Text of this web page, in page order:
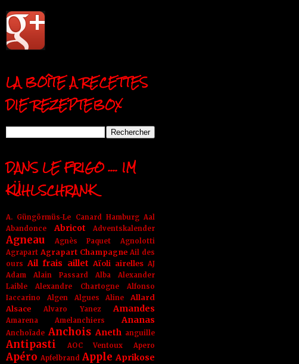
LA BOÎTE A RECETTES
DIE REZEPTEBOX
DANS LE FRIGO .... IM
KÜHLSCHRANK
A. Güngörmüs-Le Canard Hamburg Aal
Abandonce
Abricot Adventskalender
Agneau Agnès Paquet
Agnolotti
Agrapart Agrapart Champagne Ail des
ours Ail frais aillet Aïoli airelles AJ
Adam
Alain Passard Alba
Alexander
Laible
Alexandre Chartogne
Alfonso
Iaccarino
Algen Algues Aline
Allard
Alsace
Alvaro Yanez Amandes
Amarena Amelanchiers Ananas
Anchoïade Anchois Aneth anguille
Antipasti AOC Ventoux Apero
Apéro Apfelbrand Apple Aprikose